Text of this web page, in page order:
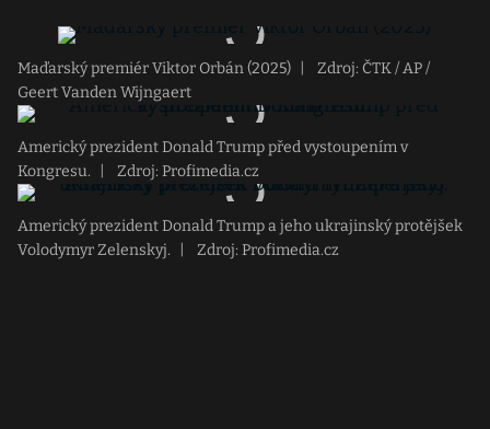
Maďarský premiér Viktor Orbán (2025)
Zdroj: ČTK / AP /
Geert Vanden Wijngaert
Americký prezident Donald Trump před vystoupením v
Kongresu.
Zdroj: Profimedia.cz
Americký prezident Donald Trump a jeho ukrajinský protějšek
Volodymyr Zelenskyj.
Zdroj: Profimedia.cz